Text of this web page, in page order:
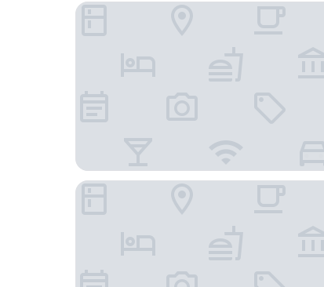
Hotel O Hotel Hamilas
Alinea Suites